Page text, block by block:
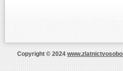
Copyright © 2024